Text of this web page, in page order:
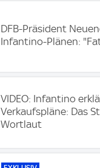
DFB-Präsident
Infantino-Plänen:
VIDEO: Infantino
Verkaufspläne: Das
Wortlaut